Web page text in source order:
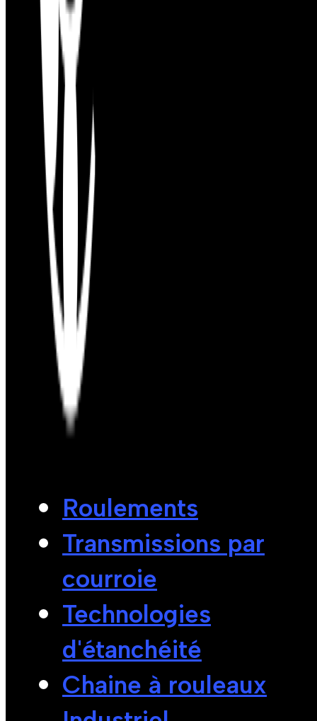
Roulements
Transmissions par
courroie
Technologies
d'étanchéité
Chaine à rouleaux